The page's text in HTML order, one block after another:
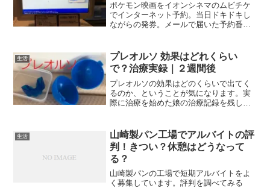
ポケモン映画をイオンシネマのムビチケ
でインターネット予約。当日ドキドキし
ながらの発券。メールで届いた予約番号
した。窓口には列が。予約便利！QRコー
ドをピッとするだけで発...
生活
プレオルソ 効果はどれくらい
で？治療実録｜２週間後
プレオルソの効果はどのくらいで出てく
るのか、ということが気になります。実
際に治療を始めた娘の治療記録を残して
です。プレオルソの治療を実際にスター
トして２週間がたちました...
生活
山崎製パン工場でアルバイトの評
判！きつい？休憩はどうなって
る？
山崎製パンの工場で短期アルバイトをよ
く募集しています。評判を調べてみる